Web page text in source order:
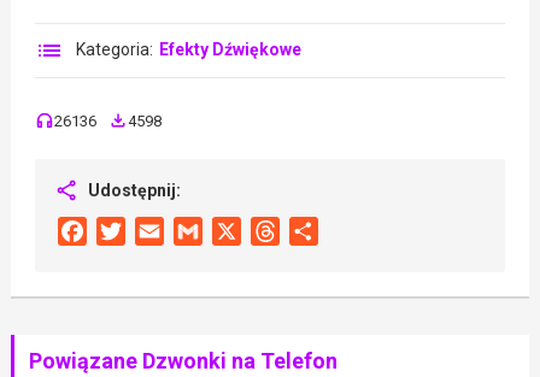
Kategoria: Efekty Dźwiękowe
26136 4598
Udostępnij:
FacebookTwitterEmail Gmail Threads
Powiązane Dzwonki na Telefon